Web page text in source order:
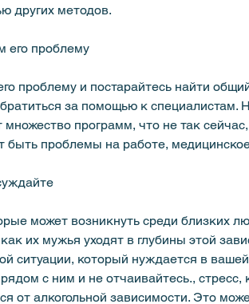
других методов.
его проблему
проблему и постарайтесь найти
за помощью к специалистам.
программ, что не так
быть проблемы на работе,
может возникнуть среди близких
их мужья уходят в глубины этой
ситуации, который нуждается в
с ним и не отчаивайтесь., стресс,
от алкогольной зависимости. Это